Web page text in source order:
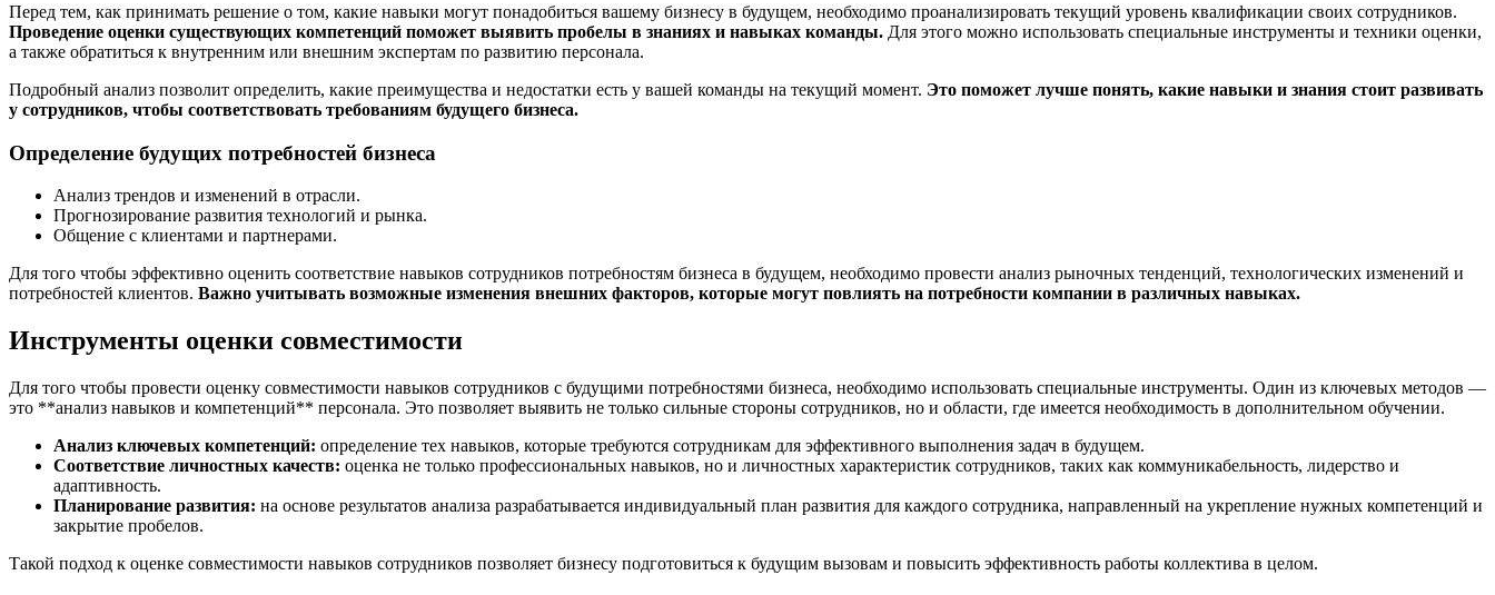
Перед тем, как принимать решение о том, какие навыки могут понадобиться вашему бизнесу в будущем, необходимо проанализировать текущий уровень квалификации своих сотрудников.
Проведение оценки существующих компетенций поможет выявить пробелы в знаниях и навыках команды. Для этого можно использовать специальные инструменты и техники оценки,
а также обратиться к внутренним или внешним экспертам по развитию персонала.
Подробный анализ позволит определить, какие преимущества и недостатки есть у вашей команды на текущий момент. Это поможет лучше понять, какие навыки и знания стоит развивать
у сотрудников, чтобы соответствовать требованиям будущего бизнеса.
Определение будущих потребностей бизнеса
Анализ трендов и изменений в отрасли.
Прогнозирование развития технологий и рынка.
Общение с клиентами и партнерами.
Для того чтобы эффективно оценить соответствие навыков сотрудников потребностям бизнеса в будущем, необходимо провести анализ рыночных тенденций, технологических изменений и
потребностей клиентов. Важно учитывать возможные изменения внешних факторов, которые могут повлиять на потребности компании в различных навыках.
Инструменты оценки совместимости
Для того чтобы провести оценку совместимости навыков сотрудников с будущими потребностями бизнеса, необходимо использовать специальные инструменты. Один из ключевых методов —
это **анализ навыков и компетенций** персонала. Это позволяет выявить не только сильные стороны сотрудников, но и области, где имеется необходимость в дополнительном обучении.
Анализ ключевых компетенций: определение тех навыков, которые требуются сотрудникам для эффективного выполнения задач в будущем.
Соответствие личностных качеств: оценка не только профессиональных навыков, но и личностных характеристик сотрудников, таких как коммуникабельность, лидерство и
адаптивность.
Планирование развития: на основе результатов анализа разрабатывается индивидуальный план развития для каждого сотрудника, направленный на укрепление нужных компетенций и
закрытие пробелов.
Такой подход к оценке совместимости навыков сотрудников позволяет бизнесу подготовиться к будущим вызовам и повысить эффективность работы коллектива в целом.